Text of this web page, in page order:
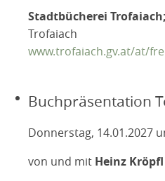
Stadtbücherei Trofaiach;
Trofaiach
www.trofaiach.gv.at/at/
Buchpräsentation
Donnerstag, 14.01.2027
von und mit Heinz Kröpfl